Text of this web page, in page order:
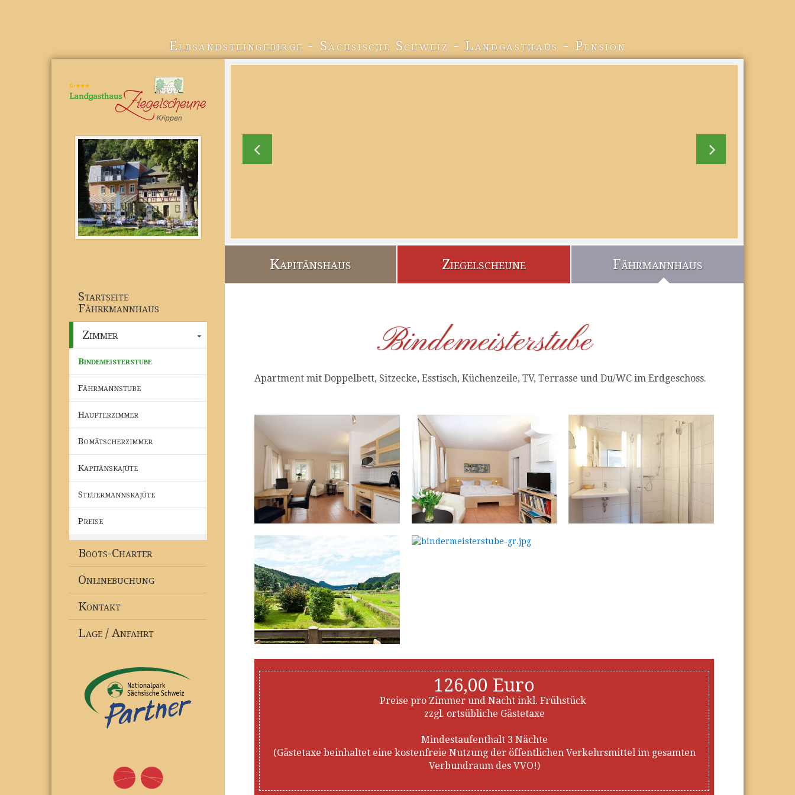
Elbsandsteingebirge - Sächsische Schweiz - Landgasthaus - Pension
Kapitänshaus Ziegelscheune Fährmannhaus
Startseite
Fährkmannhaus
Zimmer
Bindemeisterstube
Fährmannstube
Haupterzimmer
Bomätscherzimmer
Kapitänskajüte
Steuermannskajüte
Preise
Boots-Charter
Onlinebuchung
Kontakt
Lage / Anfahrt
Bindemeisterstube
Apartment mit Doppelbett, Sitzecke, Esstisch, Küchenzeile, TV, Terrasse und Du/WC im Erdgeschoss.
126,00 Euro
Preise pro Zimmer und Nacht inkl. Frühstück
zzgl. ortsübliche Gästetaxe
Mindestaufenthalt 3 Nächte
(Gästetaxe beinhaltet eine kostenfreie Nutzung der öffentlichen Verkehrsmittel im gesamten
Verbundraum des VVO!)